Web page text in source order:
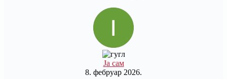
Ја сам
8. фебруар 2026.